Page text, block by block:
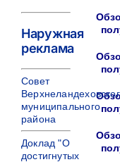
Наружная
реклама
Совет
муниципального
района
Доклад "О
достигнутых